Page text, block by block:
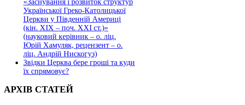
Української Греко-Католицької
Церкви у Південній Америці
(кін. ХІХ – поч. ХХІ ст.)»
(науковий керівник – о. ліц.
Юрій Хамуляк, рецензент – о.
ліц. Андрій Нискогуз)
Звідки Церква бере гроші та куди
їх спрямовує?
АРХІВ СТАТЕЙ